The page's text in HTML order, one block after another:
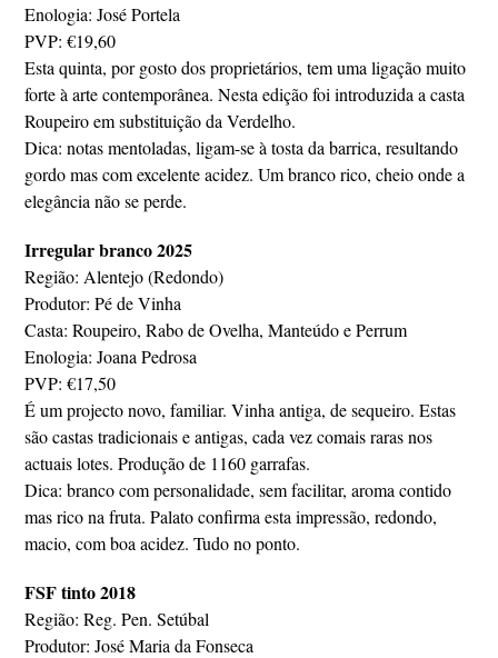
Enologia: José Portela
PVP: €19,60
Esta quinta, por gosto dos proprietários, tem uma ligação muito
forte à arte contemporânea. Nesta edição foi introduzida a casta
Roupeiro em substituição da Verdelho.
Dica: notas mentoladas, ligam-se à tosta da barrica, resultando
gordo mas com excelente acidez. Um branco rico, cheio onde a
elegância não se perde.
Irregular branco 2025
Região: Alentejo (Redondo)
Produtor: Pé de Vinha
Casta: Roupeiro, Rabo de Ovelha, Manteúdo e Perrum
Enologia: Joana Pedrosa
PVP: €17,50
É um projecto novo, familiar. Vinha antiga, de sequeiro. Estas
são castas tradicionais e antigas, cada vez comais raras nos
actuais lotes. Produção de 1160 garrafas.
Dica: branco com personalidade, sem facilitar, aroma contido
mas rico na fruta. Palato confirma esta impressão, redondo,
macio, com boa acidez. Tudo no ponto.
FSF tinto 2018
Região: Reg. Pen. Setúbal
Produtor: José Maria da Fonseca